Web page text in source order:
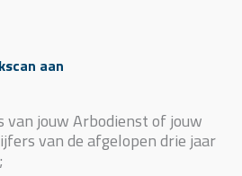
aan
van jouw Arbodienst of jouw
van de afgelopen drie jaar